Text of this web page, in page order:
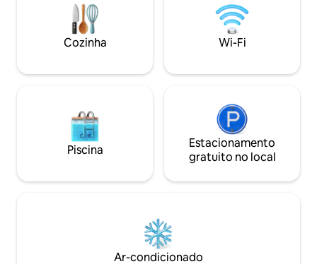
melhor maneira possível, a vista nunca
envelhece. A cozinha totalmente
equipada tem tudo o que você precisa
para noites de frutos do mar frescos ou
quartos confortáveis acomodam até 6
de amigos. A Localização Você está em
Dorothea, no lado norte da ilha — o lado
em que os moradores locais realmente
vivem. Hull Bay Beach fica a poucos
multidões e o tipo de lugar onde você
inteiro sem ver um único ônibus de
Charlotte Amalie, locais históricos e lojas
de aves durante
terrestres, cabras
mergulho com
apreciado com
Cozinha Wi-Fi
Piscina
Estacionamento
gratuito no local
Ar-condicionado